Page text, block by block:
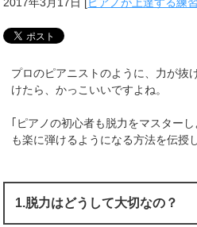
2017年3月17日 [ピアノが上達する練
プロのピアニストのように、力が抜
けたら、かっこいいですよね。
｢ピアノの初心者も脱力をマスター
も楽に弾けるようになる方法を伝授
1.脱力はどうして大切なの？